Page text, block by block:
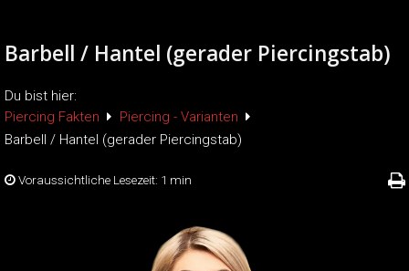
Barbell / Hantel (gerader Piercingstab)
Du bist hier:
Piercing Fakten
Piercing - Varianten
Barbell / Hantel (gerader Piercingstab)
Voraussichtliche Lesezeit: 1 min